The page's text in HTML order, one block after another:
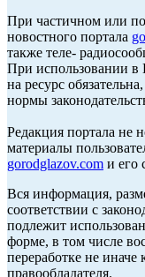
При частичном или
новостного портала
также теле-
При использовании в
на ресурс
нормы
Редакция портала не
материалы
gorodglazov.com и его
Вся информация,
соответствии с
подлежит
форме, в том числе
переработке не
правообладателя.